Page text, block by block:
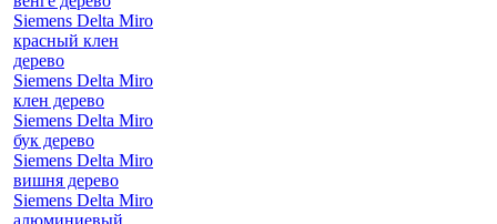
Siemens Delta Miro
красный клен
дерево
Siemens Delta Miro
клен дерево
Siemens Delta Miro
бук дерево
Siemens Delta Miro
вишня дерево
Siemens Delta Miro
алюминиевый